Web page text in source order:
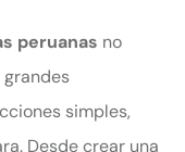
peruanas no
simples,
Desde crear una